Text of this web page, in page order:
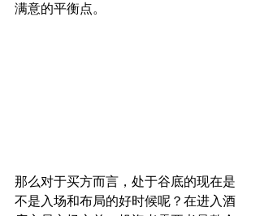
满意的平衡点。
那么对于买方而言，处于谷底的现在是
不是入场和布局的好时候呢？在进入酒